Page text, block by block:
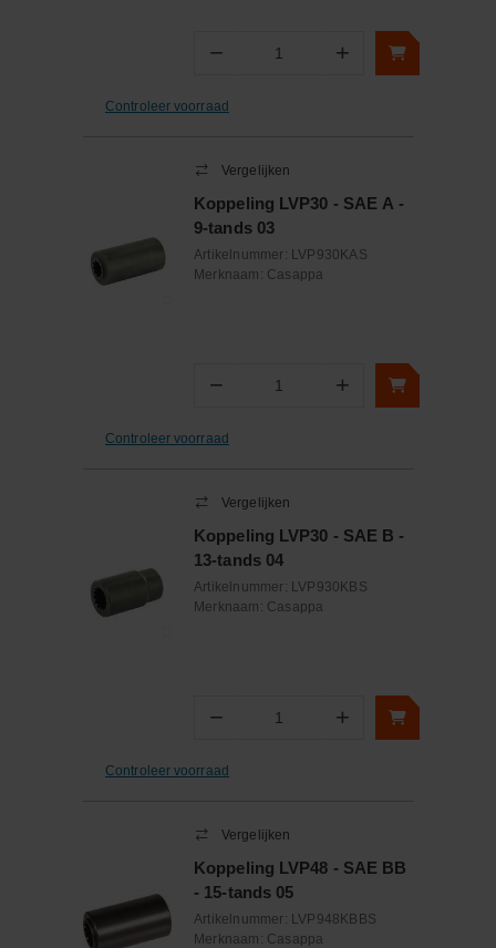
− Aantal +
Controleer voorraad
Vergelijken
Koppeling LVP30 - SAE A -
9-tands 03
Artikelnummer: LVP930KAS
Merknaam: Casappa
− Aantal +
Controleer voorraad
Vergelijken
Koppeling LVP30 - SAE B -
13-tands 04
Artikelnummer: LVP930KBS
Merknaam: Casappa
− Aantal +
Controleer voorraad
Vergelijken
Koppeling LVP48 - SAE BB
- 15-tands 05
Artikelnummer: LVP948KBBS
Merknaam: Casappa